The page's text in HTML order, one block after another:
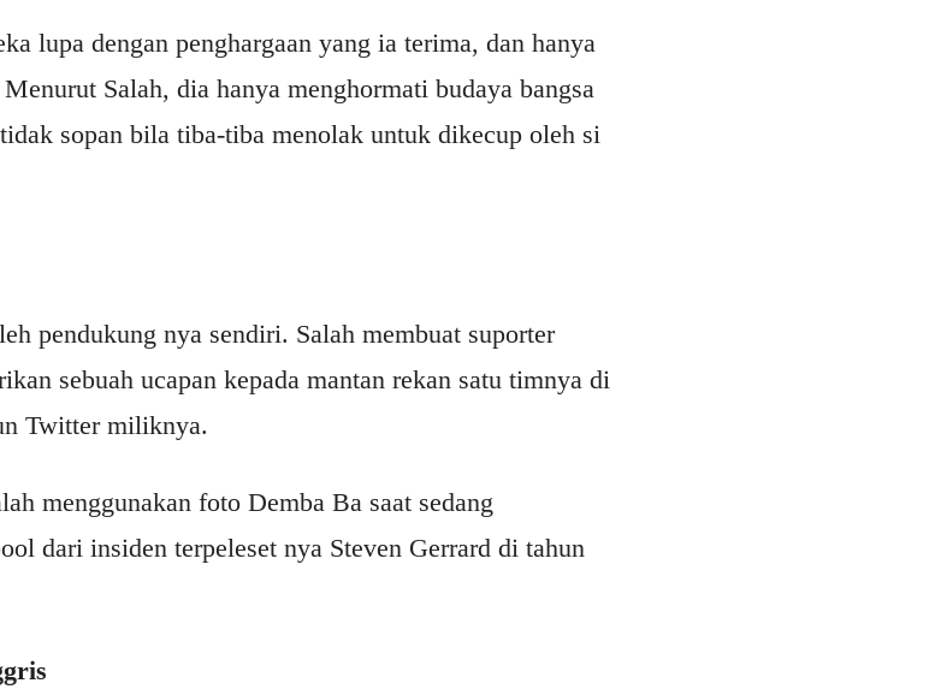
lupa dengan penghargaan yang ia terima, dan hanya
Salah, dia hanya menghormati budaya bangsa
sopan bila tiba-tiba menolak untuk dikecup oleh si
pendukung nya sendiri. Salah membuat suporter
sebuah ucapan kepada mantan rekan satu timnya di
Twitter miliknya.
menggunakan foto Demba Ba saat sedang
dari insiden terpeleset nya Steven Gerrard di tahun